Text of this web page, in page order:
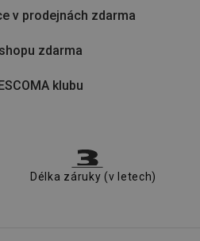
v prodejnách zdarma
zdarma
klubu
Délka záruky (v letech)